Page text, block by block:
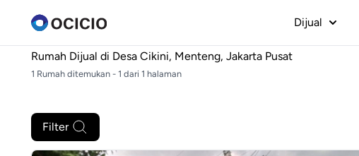
Dijual
Rumah Dijual di Desa Cikini, Menteng, Jakarta Pusat
1 Rumah ditemukan - 1 dari 1 halaman
Filter